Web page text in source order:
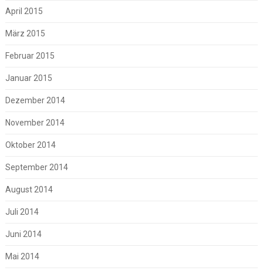
April 2015
März 2015
Februar 2015
Januar 2015
Dezember 2014
November 2014
Oktober 2014
September 2014
August 2014
Juli 2014
Juni 2014
Mai 2014